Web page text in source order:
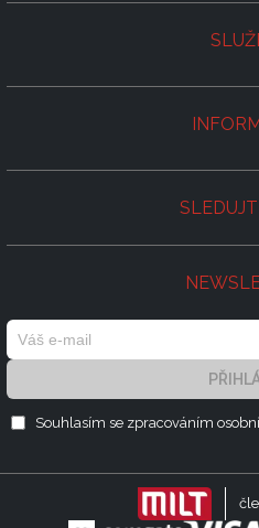
Souhlasím se zpracováním